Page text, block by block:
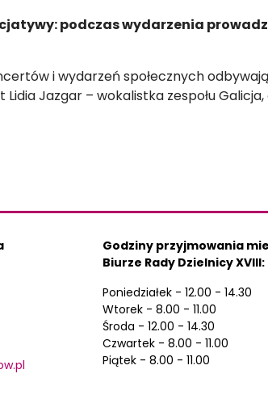
podczas wydarzenia
i wydarzeń społecznych
Jazgar – wokalistka zespołu Galicja,
Godziny przyjmowania
Biurze Rady Dzielnicy XVIII:
Poniedziałek - 12.00 - 14.30
Wtorek - 8.00 - 11.00
Środa - 12.00 - 14.30
Czwartek - 8.00 - 11.00
Piątek - 8.00 - 11.00